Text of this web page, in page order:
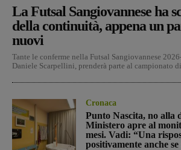
La Futsal Sangiovannese ha
della continuità, appena un
nuovi
Tante le conferme nella Futsal Sangiovannese
Daniele Scarpellini, prenderà parte al campionato di
Cronaca
Punto Nascita, no alla
Ministero apre al
mesi. Vadi: “Una
positivamente anche